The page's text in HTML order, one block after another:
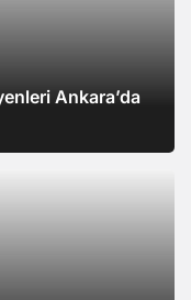
Ankara’da